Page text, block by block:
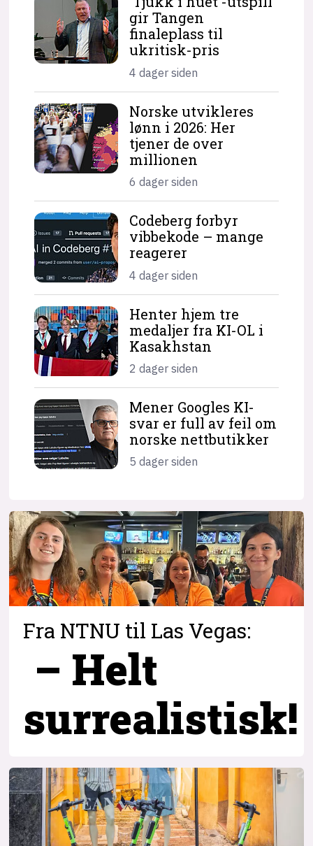
gir Tangen
finaleplass til
ukritisk-pris
4 dager siden
Norske utvikleres
lønn i 2026: Her
tjener de over
millionen
6 dager siden
Codeberg forbyr
vibbekode – mange
reagerer
4 dager siden
Henter hjem tre
medaljer fra KI-OL i
Kasakhstan
2 dager siden
Mener Googles KI-
svar er full av feil om
norske nettbutikker
5 dager siden
Fra NTNU til Las Vegas:
– Helt
surrealistisk!